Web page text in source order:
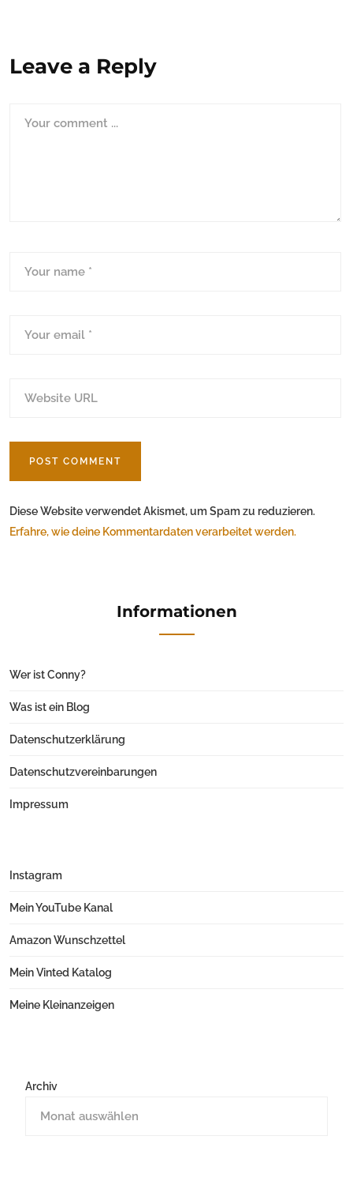
Leave a Reply
Diese Website verwendet Akismet, um Spam zu reduzieren.
Erfahre, wie deine Kommentardaten verarbeitet werden.
Informationen
Wer ist Conny?
Was ist ein Blog
Datenschutzerklärung
Datenschutzvereinbarungen
Impressum
Instagram
Mein YouTube Kanal
Amazon Wunschzettel
Mein Vinted Katalog
Meine Kleinanzeigen
Archiv